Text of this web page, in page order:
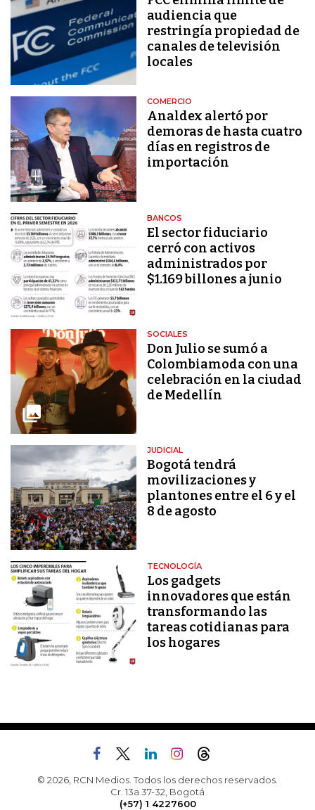
audiencia que
restringía propiedad de
canales de televisión
locales
COMERCIO
Analdex alertó por
demoras de hasta cuatro
días en registros de
importación
BANCOS
El sector fiduciario
cerró con activos
administrados por
$1.169 billones a junio
SOCIALES
Don Julio se sumó a
Colombiamoda con una
celebración en la ciudad
de Medellín
JUDICIAL
Bogotá tendrá
movilizaciones y
plantones entre el 6 y el
8 de agosto
TECNOLOGÍA
Los gadgets
innovadores que están
transformando las
tareas cotidianas para
los hogares
© 2026, RCN Medios. Todos los derechos reservados.
Cr. 13a 37-32, Bogotá
(+57) 1 4227600